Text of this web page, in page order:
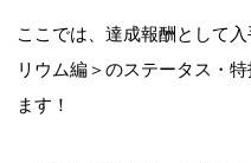
ここでは、達成報酬として
リウム編＞のステータス・
ます！